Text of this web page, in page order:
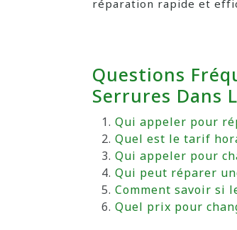
réparation rapide et
Questions
Serrures Dans
Qui appeler pour
Quel est le tarif
Qui appeler pour
Qui peut réparer
Comment savoir si
Quel prix pour